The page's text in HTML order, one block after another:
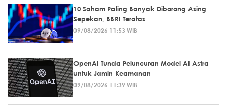
10 Saham Paling Banyak Diborong Asing
Sepekan, BBRI Teratas
09/08/2026 11:53 WIB
OpenAI Tunda Peluncuran Model AI Astra
untuk Jamin Keamanan
09/08/2026 11:39 WIB